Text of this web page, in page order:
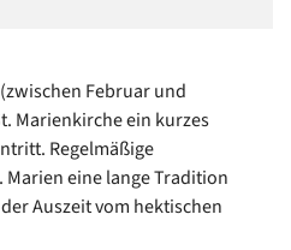
Februar und
Marienkirche ein kurzes
Regelmäßige
eine lange Tradition
Auszeit vom hektischen